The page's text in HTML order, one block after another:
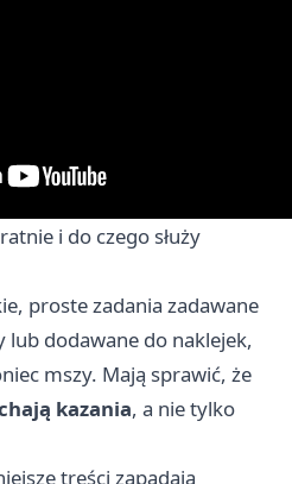
i do czego służy
proste zadania zadawane
lub dodawane do naklejek,
mszy. Mają sprawić, że
kazania, a nie tylko
treści zapadają